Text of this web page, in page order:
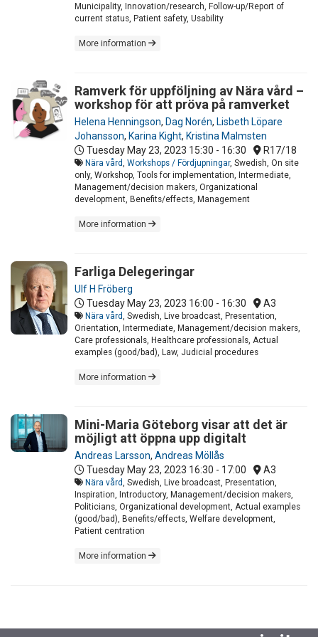
Municipality, Innovation/research, Follow-up/Report of
current status, Patient safety, Usability
More information
Ramverk för uppföljning av Nära vård –
workshop för att pröva på ramverket
Helena Henningson, Dag Norén, Lisbeth Löpare
Johansson, Karina Kight, Kristina Malmsten
Tuesday May 23, 2023 15:30 - 16:30 R17/18
Nära vård Workshops / Fördjupningar, Swedish, On site
only, Workshop, Tools for implementation, Intermediate,
Management/decision makers, Organizational
development, Benefits/effects, Management
More information
Farliga Delegeringar
Ulf H Fröberg
Tuesday May 23, 2023 16:00 - 16:30 A3
Nära vård , Swedish, Live broadcast, Presentation,
Orientation, Intermediate, Management/decision makers,
Care professionals, Healthcare professionals, Actual
examples (good/bad), Law, Judicial procedures
More information
Mini-Maria Göteborg visar att det är
möjligt att öppna upp digitalt
Andreas Larsson, Andreas Möllås
Tuesday May 23, 2023 16:30 - 17:00 A3
Nära vård , Swedish, Live broadcast, Presentation,
Inspiration, Introductory, Management/decision makers,
Politicians, Organizational development, Actual examples
(good/bad), Benefits/effects, Welfare development,
Patient centration
More information